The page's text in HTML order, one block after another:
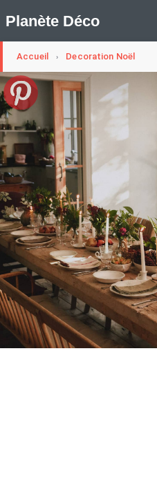
Planète Déco
🛍︎ Shop Planète Déco
Appartement Design Cabanes
Design Suédois En Quelques
Idées Déco En 10 Photos
Maison En Ville
Méli-Mélo
Tendance
Interieurs
La Décoration Selon Votre Signe
Les Trouvailles Déco Du Jour
Maison Appartement Écologique
Maison Container/container
Maison Et Appartement Vintage
Petite Surface
Piscine
Revue De Week End
Tiny
Accueil › Decoration Noël